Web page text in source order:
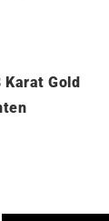
Karat Gold